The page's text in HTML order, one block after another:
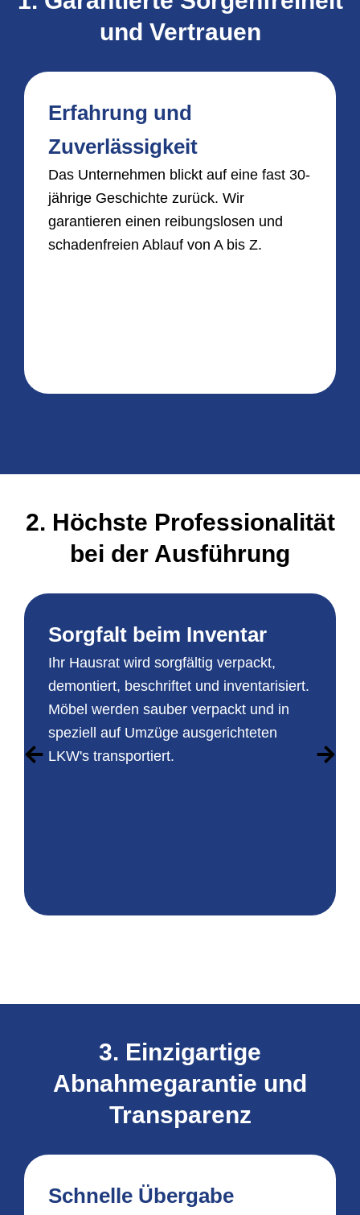
und Vertrauen
Erfahrung und
Zuverlässigkeit
Das Unternehmen blickt auf eine fast 30-
jährige Geschichte zurück. Wir
garantieren einen reibungslosen und
schadenfreien Ablauf von A bis Z.
2. Höchste Professionalität
bei der Ausführung
Sorgfalt beim Inventar
Ihr Hausrat wird sorgfältig verpackt,
demontiert, beschriftet und inventarisiert.
Möbel werden sauber verpackt und in
speziell auf Umzüge ausgerichteten
LKW's transportiert.
3. Einzigartige
Abnahmegarantie und
Transparenz
Schnelle Übergabe